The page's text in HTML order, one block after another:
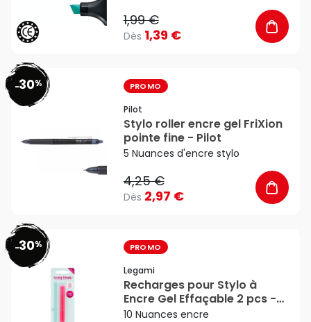
1,99 €
Dès 1,39 €
-30% PROMO
Pilot
Stylo roller encre gel FriXion
pointe fine - Pilot
5 Nuances d'encre stylo
4,25 €
Dès 2,97 €
-30% PROMO
Legami
Recharges pour Stylo à
Encre Gel Effaçable 2 pcs -
Legami
10 Nuances encre